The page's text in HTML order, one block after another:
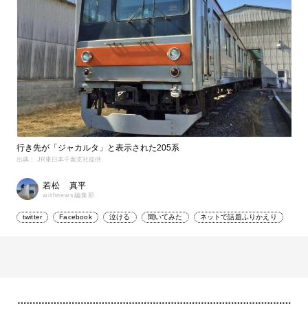
行き先が「ジャカルタ」と表示された205系
出典： JR東日本千葉支社提供
若松 真平
withnews編集部
twitter Facebook 泣ける 聞いてみた ネットで話題ふりかえり